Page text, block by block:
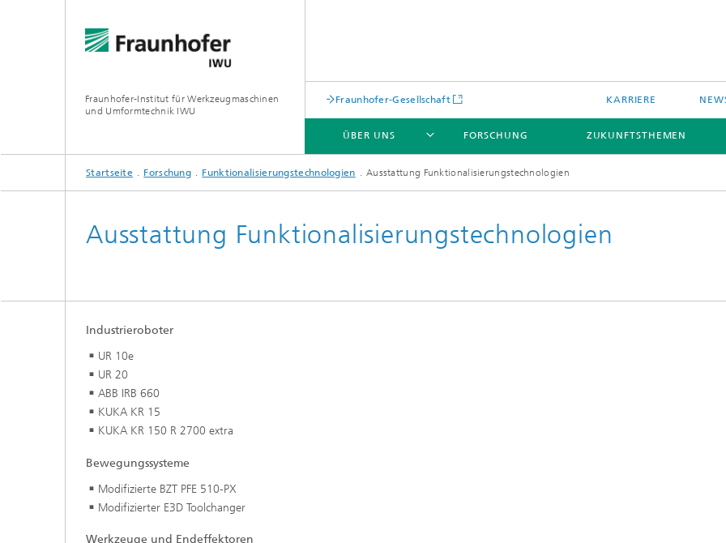
Fraunhofer-Institut für Werkzeugmaschinen
und Umformtechnik IWU
Fraunhofer-Gesellschaft KARRIERE
ÜBER UNS
ÜBER UNS
FORSCHUNG ZUKUNFTSTHEMEN
ZUKUNFTSTHEMEN
Startseite Forschung Funktionalisierungstechnologien Ausstattung Funktionalisierungstechnologien
Ausstattung Funktionalisierungstechnologien
Industrieroboter
UR 10e
UR 20
ABB IRB 660
KUKA KR 15
KUKA KR 150 R 2700 extra
Bewegungssysteme
Modifizierte BZT PFE 510-PX
Modifizierter E3D Toolchanger
Werkzeuge und Endeffektoren